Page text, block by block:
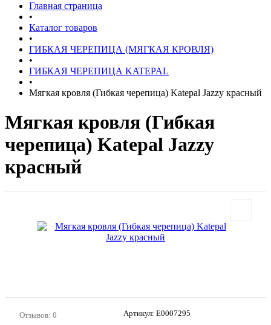
Главная страница
•
Каталог товаров
•
ГИБКАЯ ЧЕРЕПИЦА (МЯГКАЯ КРОВЛЯ)
•
ГИБКАЯ ЧЕРЕПИЦА KATEPAL
•
Мягкая кровля (Гибкая черепица) Katepal Jazzy красный
Мягкая кровля (Гибкая
черепица) Katepal Jazzy
красный
Отзывов: 0 Артикул: E0007295